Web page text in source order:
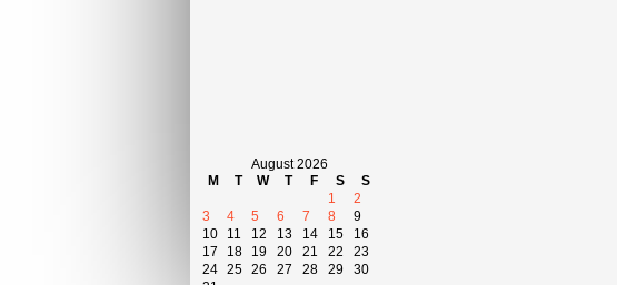
August 2026
M
T W T F S
S
1
2
3
4 5 6 7 8
9
10
11 12 13 14 15
16
17
18 19 20 21 22
23
24 25 26 27 28 29
30